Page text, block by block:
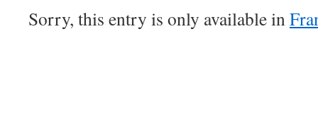
Sorry, this entry is only available in